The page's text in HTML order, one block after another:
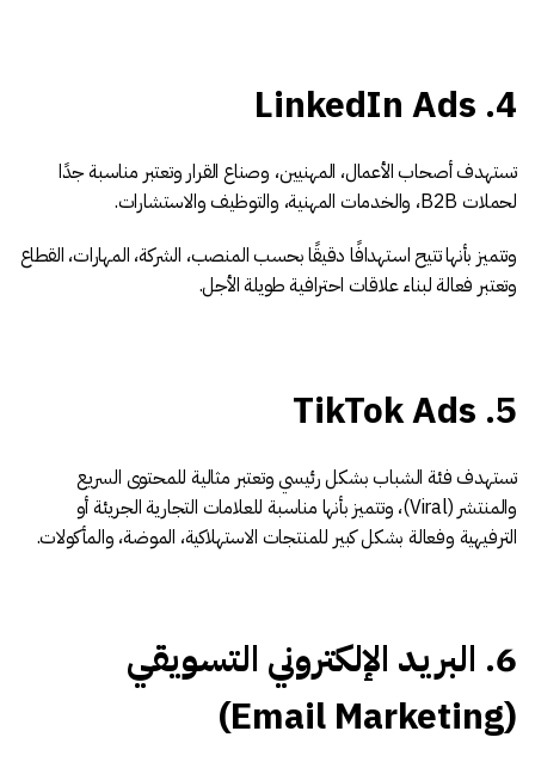
4. LinkedIn Ads
تستهدف أصحاب الأعمال، المهنيين، وصناع القرار وتعتبر مناسبة جدًا
لحملات B2B، والخدمات المهنية، والتوظيف والاستشارات.
وتتميز بأنها تتيح استهدافًا دقيقًا بحسب المنصب، الشركة، المهارات، القطاع
وتعتبر فعالة لبناء علاقات احترافية طويلة الأجل.
5. TikTok Ads
تستهدف فئة الشباب بشكل رئيسي وتعتبر مثالية للمحتوى السريع
والمنتشر (Viral)، وتتميز بأنها مناسبة للعلامات التجارية الجريئة أو
الترفيهية وفعالة بشكل كبير للمنتجات الاستهلاكية، الموضة، والمأكولات.
6. البريد الإلكتروني التسويقي
(Email Marketing)